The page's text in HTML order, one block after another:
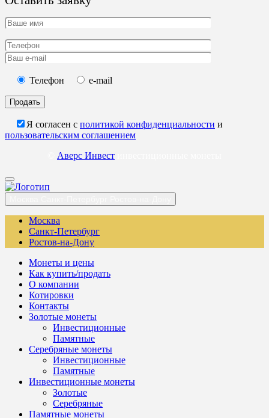
Телефон e-mail
Продать
Я согласен с политикой конфиденциальности и
пользовательским соглашением
Аверс Инвест
Москва
Санкт-Петербург
Ростов-на-Дону
Монеты и цены
Как купить/продать
О компании
Котировки
Контакты
Золотые монеты
Инвестиционные
Памятные
Серебряные монеты
Инвестиционные
Памятные
Инвестиционные монеты
Золотые
Серебряные
Памятные монеты